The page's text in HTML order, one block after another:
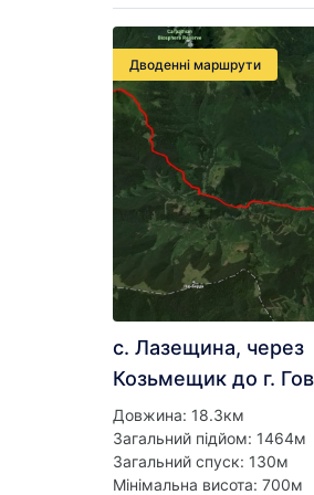
Дводенні маршрути
с. Лазещина, через
Козьмещик до г.
Довжина: 18.3км
Загальний підйом: 1464м
Загальний спуск: 130м
Мінімальна висота: 700м